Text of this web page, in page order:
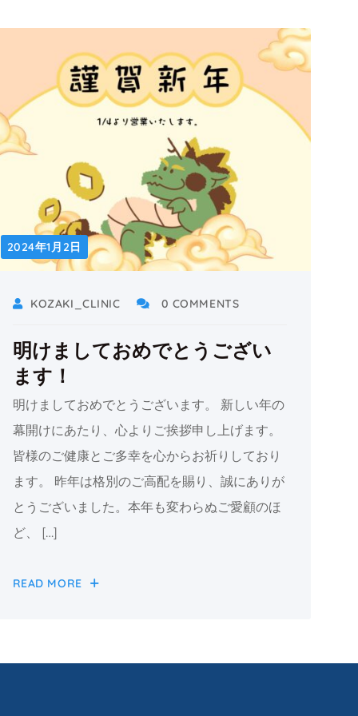
2024年1月2日
KOZAKI_CLINIC 0 COMMENTS
明けましておめでとうござい
ます！
明けましておめでとうございます。 新しい年の
幕開けにあたり、心よりご挨拶申し上げます。
皆様のご健康とご多幸を心からお祈りしており
ます。 昨年は格別のご高配を賜り、誠にありが
とうございました。本年も変わらぬご愛顧のほ
ど、 […]
READ MORE